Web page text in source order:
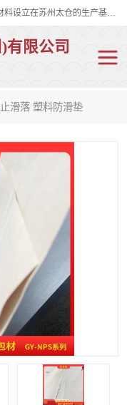
双忠包装材料（苏州）有限公司是上海双忠包装材料设立在苏州太仓的生产基地，占地约2万平米，产品主要有打孔缠绕膜，拉伸蜂窝纸，集装箱充气袋，滑托板，打包带，裹包网兜，防滑纸等箱体和托盘的运输和保护性包材。固永包材®，GooYon Pack®，是我们保护性包装材料的专属品牌。
有限公司
滑落 塑料防滑垫
打包带
袋
膜
裹包网兜